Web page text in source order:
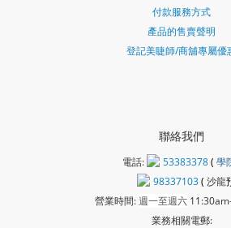
付款服務方式
產品的售賣聲明
登記美睫師/商舖專屬優
聯絡我們
電話: 53383378( 學
98337103( 沙龍
營業時間:週一至週六
業務相關電郵: